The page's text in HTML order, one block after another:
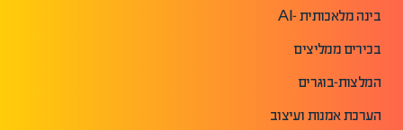
בינה מלאכותית -AI
בכירים ממליצים
המלצות-בוגרים
הערכת אמנות ועיצוב